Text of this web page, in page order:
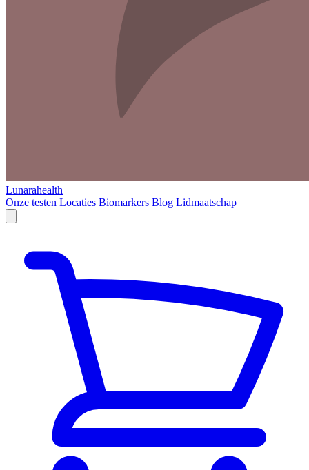
Lunarahealth
Onze testen Locaties Biomarkers Blog Lidmaatschap